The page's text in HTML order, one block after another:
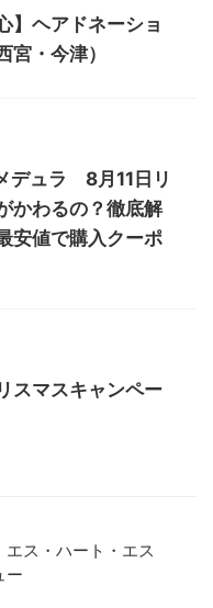
】ヘアドネーショ
・今津）
デュラ 8月11日リ
かわるの？徹底解
安値で購入クーポ
スマスキャンペー
エス・ハート・エス